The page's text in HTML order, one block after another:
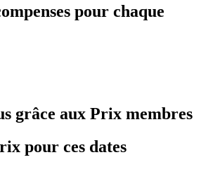
pour chaque
grâce aux Prix membres
pour ces dates